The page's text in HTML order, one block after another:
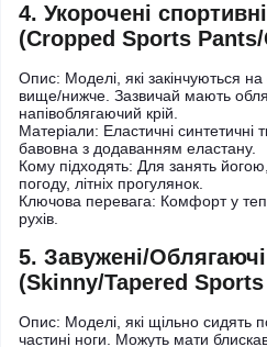
4. Укорочені
(Cropped Sports
Опис: Моделі, які закінчуються
вище/нижче. Зазвичай мають
напівоблягаючий крій.
Матеріали: Еластичні синтетичні
бавовна з додаванням еластану.
Кому підходять: Для занять
погоду, літніх прогулянок.
Ключова перевага: Комфорт у
рухів.
5. Завужені/
(Skinny/Tapered
Опис: Моделі, які щільно сидять
частині ноги. Можуть мати